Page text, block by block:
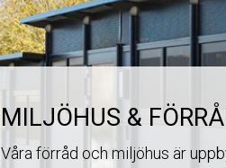
MILJÖHUS &
Våra förråd och miljöhus är